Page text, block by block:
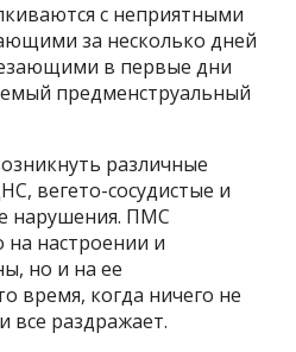
с неприятными
за несколько дней
в первые дни
предменструальный
различные
вегето-сосудистые и
нарушения. ПМС
на настроении и
но и на ее
время, когда ничего не
все раздражает.